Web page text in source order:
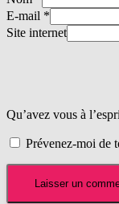
E-mail *
Site internet
Qu’avez vous à
Prévenez-moi de